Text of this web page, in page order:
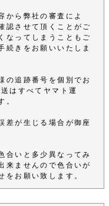
から弊社の審査によ
認させて頂くことがご
なってしまうこともご
続きをお願いいたしま
の追跡番号を個別でお
はすべてヤマト運
。
差が生じる場合が御座
合いと多少異なってみ
来ませんので色合いが
をお願い致します。